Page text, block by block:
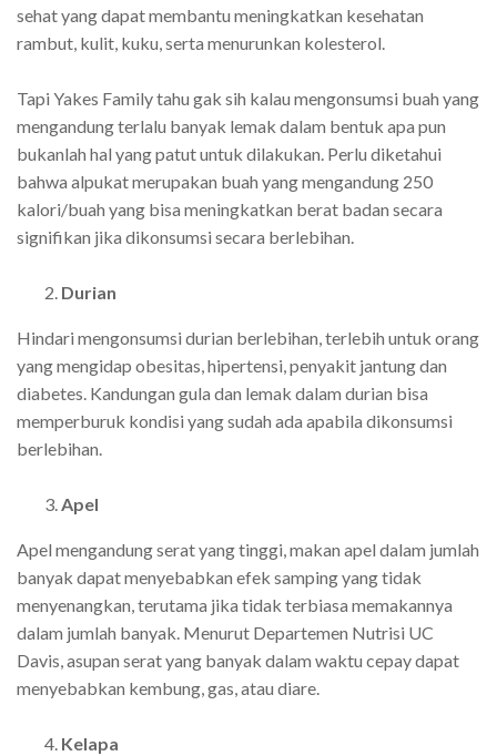
sehat yang dapat membantu meningkatkan kesehatan
rambut, kulit, kuku, serta menurunkan kolesterol.
Tapi Yakes Family tahu gak sih kalau mengonsumsi buah yang
mengandung terlalu banyak lemak dalam bentuk apa pun
bukanlah hal yang patut untuk dilakukan. Perlu diketahui
bahwa alpukat merupakan buah yang mengandung 250
kalori/buah yang bisa meningkatkan berat badan secara
signifikan jika dikonsumsi secara berlebihan.
Durian
Hindari mengonsumsi durian berlebihan, terlebih untuk orang
yang mengidap obesitas, hipertensi, penyakit jantung dan
diabetes. Kandungan gula dan lemak dalam durian bisa
memperburuk kondisi yang sudah ada apabila dikonsumsi
berlebihan.
Apel
Apel mengandung serat yang tinggi, makan apel dalam jumlah
banyak dapat menyebabkan efek samping yang tidak
menyenangkan, terutama jika tidak terbiasa memakannya
dalam jumlah banyak. Menurut Departemen Nutrisi UC
Davis, asupan serat yang banyak dalam waktu cepay dapat
menyebabkan kembung, gas, atau diare.
Kelapa